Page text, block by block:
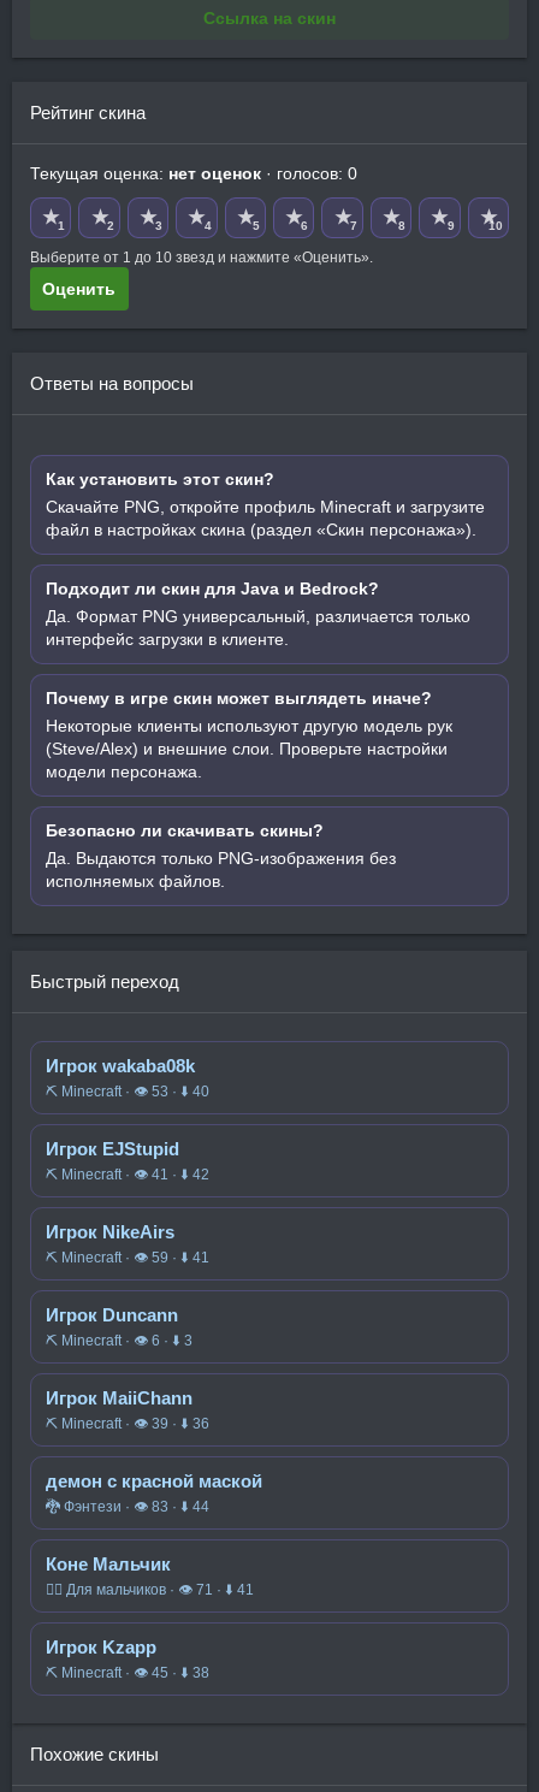
Ссылка на скин
Рейтинг скина
Текущая оценка: нет оценок · голосов: 0
★1 ★2 ★3 ★4 ★5 ★6 ★7 ★8 ★9 ★10
Выберите от 1 до 10 звезд и нажмите «Оценить».
Оценить
Ответы на вопросы
Как установить этот скин?
Скачайте PNG, откройте профиль Minecraft и загрузите
файл в настройках скина (раздел «Скин персонажа»).
Подходит ли скин для Java и Bedrock?
Да. Формат PNG универсальный, различается только
интерфейс загрузки в клиенте.
Почему в игре скин может выглядеть иначе?
Некоторые клиенты используют другую модель рук
(Steve/Alex) и внешние слои. Проверьте настройки
модели персонажа.
Безопасно ли скачивать скины?
Да. Выдаются только PNG-изображения без
исполняемых файлов.
Быстрый переход
Игрок wakaba08k
⛏️ Minecraft · 👁 53 · ⬇ 40
Игрок EJStupid
⛏️ Minecraft · 👁 41 · ⬇ 42
Игрок NikeAirs
⛏️ Minecraft · 👁 59 · ⬇ 41
Игрок Duncann
⛏️ Minecraft · 👁 6 · ⬇ 3
Игрок MaiiChann
⛏️ Minecraft · 👁 39 · ⬇ 36
демон с красной маской
🐉 Фэнтези · 👁 83 · ⬇ 44
Коне Мальчик
🧍‍♂️ Для мальчиков · 👁 71 · ⬇ 41
Игрок Kzapp
⛏️ Minecraft · 👁 45 · ⬇ 38
Похожие скины